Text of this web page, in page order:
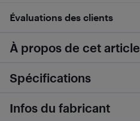
Évaluations des clients
À propos de cet article
Spécifications
Infos du fabricant